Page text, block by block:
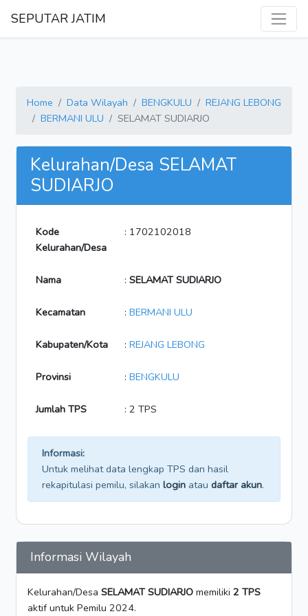
SEPUTAR JATIM
Home Data Wilayah BENGKULU
REJANG LEBONG
BERMANI ULU
SELAMAT SUDIARJO
Kelurahan/Desa SELAMAT
SUDIARJO
Kode
Kelurahan/Desa
: 1702102018
Nama : SELAMAT SUDIARJO
Kecamatan : BERMANI ULU
Kabupaten/Kota : REJANG LEBONG
Provinsi : BENGKULU
Jumlah TPS : 2 TPS
Informasi:
Untuk melihat data lengkap TPS dan hasil
rekapitulasi pemilu, silakan login atau daftar akun.
Informasi Wilayah
Kelurahan/Desa SELAMAT SUDIARJO memiliki 2 TPS
aktif untuk Pemilu 2024.